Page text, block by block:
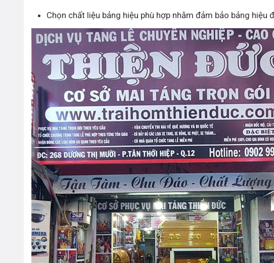
Chọn chất liệu bảng hiệu phù hợp nhằm đảm bảo bảng hiệu